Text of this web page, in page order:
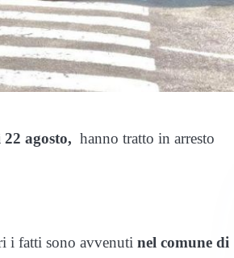
agosto, hanno tratto in arresto
i fatti sono avvenuti nel comune di